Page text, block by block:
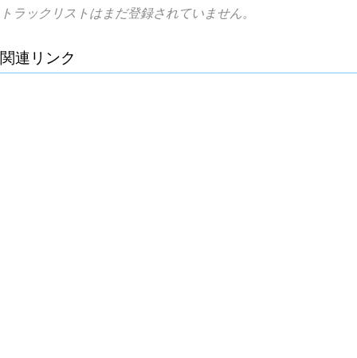
トラックリストはまだ登録されていません。
関連リンク